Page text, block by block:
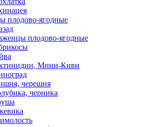
плодово-ягодные
плодово-ягодные
Мини-Киви
черешня
черника